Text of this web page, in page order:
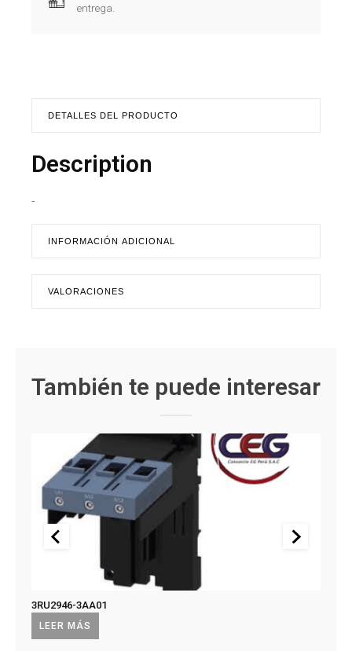
entrega.
DETALLES DEL PRODUCTO
Description
-
INFORMACIÓN ADICIONAL
VALORACIONES
También te puede interesar
LEER MÁS
3RU2946-3AA01